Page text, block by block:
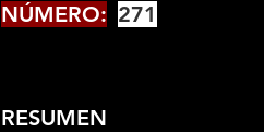
NÚMERO: 271
RESUMEN